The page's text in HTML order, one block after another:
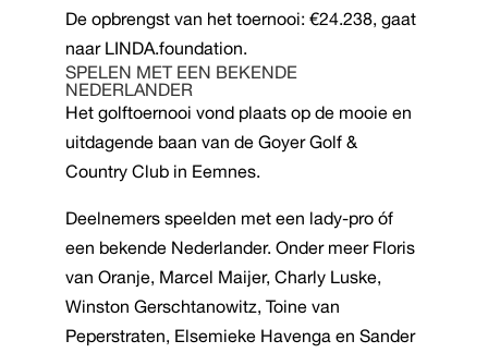
De opbrengst van het toernooi: €24.238, gaat
naar LINDA.foundation.
SPELEN MET EEN BEKENDE
NEDERLANDER
Het golftoernooi vond plaats op de mooie en
uitdagende baan van de Goyer Golf &
Country Club in Eemnes.
Deelnemers speelden met een lady-pro óf
een bekende Nederlander. Onder meer Floris
van Oranje, Marcel Maijer, Charly Luske,
Winston Gerschtanowitz, Toine van
Peperstraten, Elsemieke Havenga en Sander